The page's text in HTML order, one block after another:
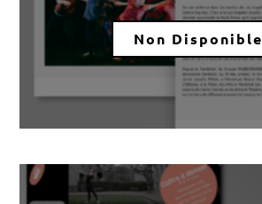
Non Disponible